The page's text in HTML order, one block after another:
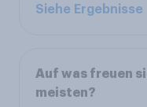
Siehe Ergebnisse
Auf was freuen
meisten?